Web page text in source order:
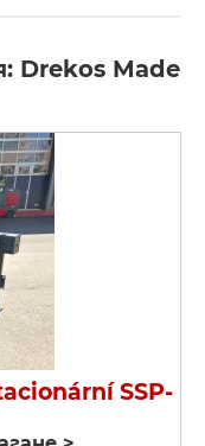
Drekos Made
SSP-